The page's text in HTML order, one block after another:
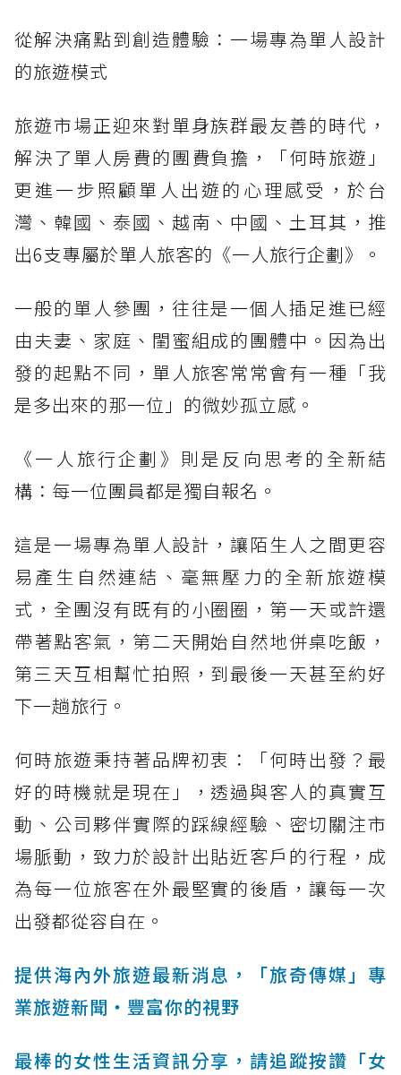
從解決痛點到創造體驗：一場專為單人設計
的旅遊模式
旅遊市場正迎來對單身族群最友善的時代，
解決了單人房費的團費負擔，「何時旅遊」
更進一步照顧單人出遊的心理感受，於台
灣、韓國、泰國、越南、中國、土耳其，推
出6支專屬於單人旅客的《一人旅行企劃》。
一般的單人參團，往往是一個人插足進已經
由夫妻、家庭、閨蜜組成的團體中。因為出
發的起點不同，單人旅客常常會有一種「我
是多出來的那一位」的微妙孤立感。
《一人旅行企劃》則是反向思考的全新結
構：每一位團員都是獨自報名。
這是一場專為單人設計，讓陌生人之間更容
易產生自然連結、毫無壓力的全新旅遊模
式，全團沒有既有的小圈圈，第一天或許還
帶著點客氣，第二天開始自然地併桌吃飯，
第三天互相幫忙拍照，到最後一天甚至約好
下一趟旅行。
何時旅遊秉持著品牌初衷：「何時出發？最
好的時機就是現在」，透過與客人的真實互
動、公司夥伴實際的踩線經驗、密切關注市
場脈動，致力於設計出貼近客戶的行程，成
為每一位旅客在外最堅實的後盾，讓每一次
出發都從容自在。
提供海內外旅遊最新消息，「旅奇傳媒」專
業旅遊新聞‧豐富你的視野
最棒的女性生活資訊分享，請追蹤按讚「女